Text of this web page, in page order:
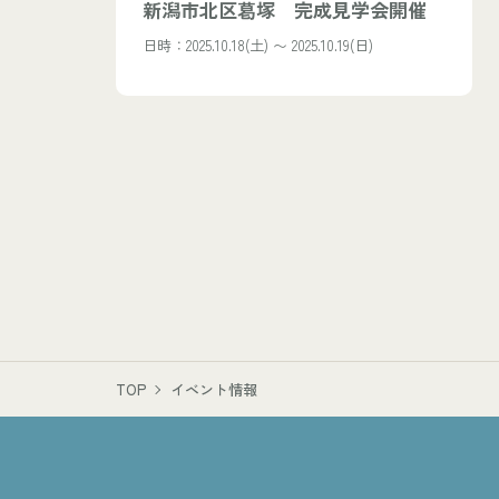
新潟市北区葛塚 完成見学会開催
日時：2025.10.18(土) 〜 2025.10.19(日)
TOP イベント情報